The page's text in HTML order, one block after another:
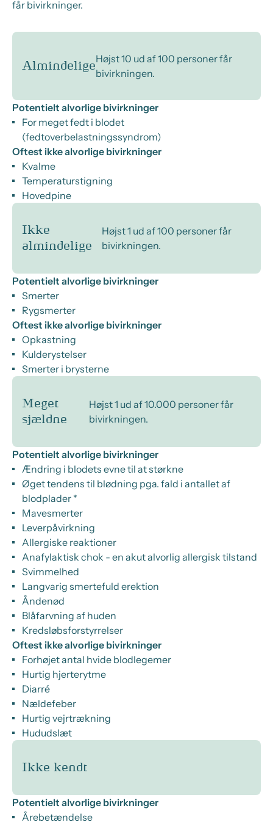
får bivirkninger.
Almindelige
Højst 10 ud af 100 personer får
bivirkningen.
Potentielt alvorlige bivirkninger
For meget fedt i blodet
(fedtoverbelastningssyndrom)
Oftest ikke alvorlige bivirkninger
Kvalme
Temperaturstigning
Hovedpine
Ikke
almindelige
Højst 1 ud af 100 personer får
bivirkningen.
Potentielt alvorlige bivirkninger
Smerter
Rygsmerter
Oftest ikke alvorlige bivirkninger
Opkastning
Kulderystelser
Smerter i brysterne
Meget
sjældne
Højst 1 ud af 10.000 personer får
bivirkningen.
Potentielt alvorlige bivirkninger
Ændring i blodets evne til at størkne
Øget tendens til blødning pga. fald i antallet af
blodplader *
Mavesmerter
Leverpåvirkning
Allergiske reaktioner
Anafylaktisk chok - en akut alvorlig allergisk tilstand
Svimmelhed
Langvarig smertefuld erektion
Åndenød
Blåfarvning af huden
Kredsløbsforstyrrelser
Oftest ikke alvorlige bivirkninger
Forhøjet antal hvide blodlegemer
Hurtig hjerterytme
Diarré
Nældefeber
Hurtig vejrtrækning
Hududslæt
Ikke kendt
Potentielt alvorlige bivirkninger
Årebetændelse